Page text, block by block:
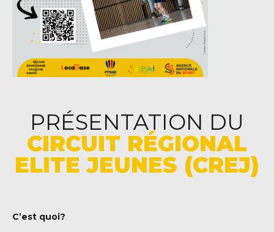
PRÉSENTATION DU
CIRCUIT RÉGIONAL
ELITE JEUNES (CREJ)
C’est quoi?